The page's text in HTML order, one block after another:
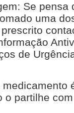
Se pensa
uma
de
medicamento
o partilhe